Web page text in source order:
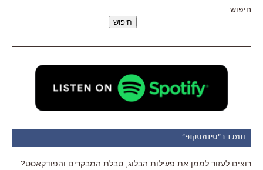
חיפוש
חיפוש
תמכו ב"סינמסקופ"
רוצים לעזור לממן את פעילות הבלוג, טבלת המבקרים והפודקאסט?